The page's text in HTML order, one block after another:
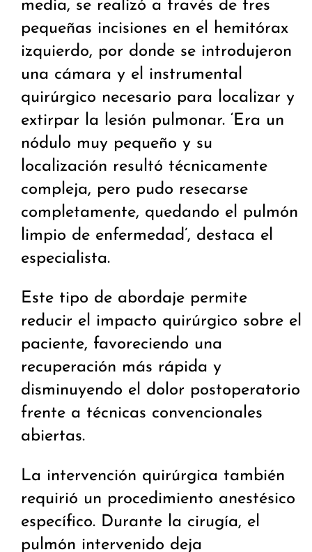
media, se realizó a través de tres
pequeñas incisiones en el hemitórax
izquierdo, por donde se introdujeron
una cámara y el instrumental
quirúrgico necesario para localizar y
extirpar la lesión pulmonar. ‘Era un
nódulo muy pequeño y su
localización resultó técnicamente
compleja, pero pudo resecarse
completamente, quedando el pulmón
limpio de enfermedad’, destaca el
especialista.
Este tipo de abordaje permite
reducir el impacto quirúrgico sobre el
paciente, favoreciendo una
recuperación más rápida y
disminuyendo el dolor postoperatorio
frente a técnicas convencionales
abiertas.
La intervención quirúrgica también
requirió un procedimiento anestésico
específico. Durante la cirugía, el
pulmón intervenido deja